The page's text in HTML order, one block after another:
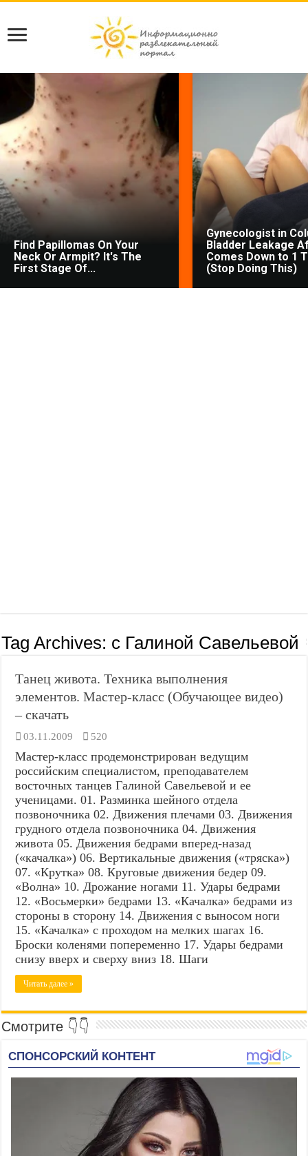
Find Papillomas On Your
Neck Or Armpit? It's The
First Stage Of...
Gynecologist in
Bladder Leakage
Comes Down to 1
(Stop Doing This)
Tag Archives: с Галиной Савельевой
Танец живота. Техника выполнения
элементов. Мастер-класс (Обучающее видео)
– скачать
03.11.2009 520
Мастер-класс продемонстрирован ведущим
российским специалистом, преподавателем
восточных танцев Галиной Савельевой и ее
ученицами. 01. Разминка шейного отдела
позвоночника 02. Движения плечами 03. Движения
грудного отдела позвоночника 04. Движения
живота 05. Движения бедрами вперед-назад
(«качалка») 06. Вертикальные движения («тряска»)
07. «Крутка» 08. Круговые движения бедер 09.
«Волна» 10. Дрожание ногами 11. Удары бедрами
12. «Восьмерки» бедрами 13. «Качалка» бедрами из
стороны в сторону 14. Движения с выносом ноги
15. «Качалка» с проходом на мелких шагах 16.
Броски коленями попеременно 17. Удары бедрами
снизу вверх и сверху вниз 18. Шаги
Читать далее »
Смотрите 👇👇